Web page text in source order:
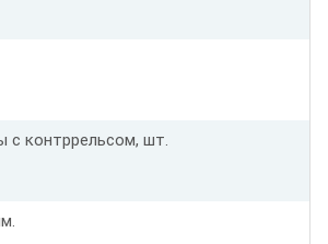
с контррельсом, шт.